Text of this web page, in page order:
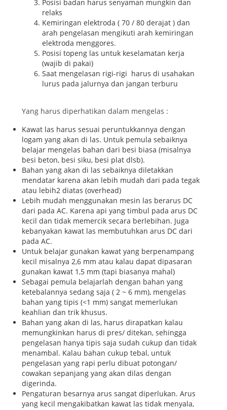
Posisi badan harus senyaman mungkin dan
relaks
Kemiringan elektroda ( 70 / 80 derajat ) dan
arah pengelasan mengikuti arah kemiringan
elektroda menggores.
Posisi topeng las untuk keselamatan kerja
(wajib di pakai)
Saat mengelasan rigi-rigi harus di usahakan
lurus pada jalurnya dan jangan terburu
Yang harus diperhatikan dalam mengelas :
Kawat las harus sesuai peruntukkannya dengan
logam yang akan di las. Untuk pemula sebaiknya
belajar mengelas bahan dari besi biasa (misalnya
besi beton, besi siku, besi plat dlsb).
Bahan yang akan di las sebaiknya diletakkan
mendatar karena akan lebih mudah dari pada tegak
atau lebih2 diatas (overhead)
Lebih mudah menggunakan mesin las berarus DC
dari pada AC. Karena api yang timbul pada arus DC
kecil dan tidak memercik secara berlebihan. Juga
kebanyakan kawat las membutuhkan arus DC dari
pada AC.
Untuk belajar gunakan kawat yang berpenampang
kecil misalnya 2,6 mm atau kalau dapat dipasaran
gunakan kawat 1,5 mm (tapi biasanya mahal)
Sebagai pemula belajarlah dengan bahan yang
ketebalannya sedang saja ( 2 ~ 6 mm), mengelas
bahan yang tipis (<1 mm) sangat memerlukan
keahlian dan trik khusus.
Bahan yang akan di las, harus dirapatkan kalau
memungkinkan harus di pres/ ditekan, sehingga
pengelasan hanya tipis saja sudah cukup dan tidak
menambal. Kalau bahan cukup tebal, untuk
pengelasan yang rapi perlu dibuat potongan/
cowakan sepanjang yang akan dilas dengan
digerinda.
Pengaturan besarnya arus sangat diperlukan. Arus
yang kecil mengakibatkan kawat las tidak menyala,